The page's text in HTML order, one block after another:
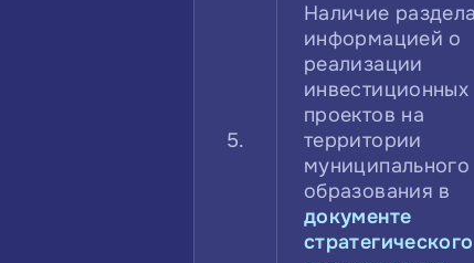
5.
Наличие
информацией о
реализации
инвестиционных
проектов на
территории
муниципального
образования в
документе
стратегического